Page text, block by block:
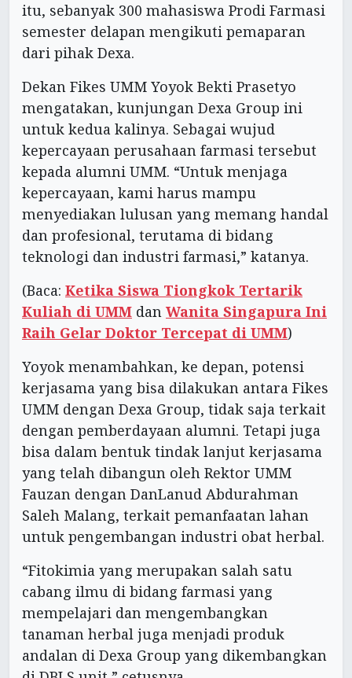
itu, sebanyak 300 mahasiswa Prodi Farmasi
semester delapan mengikuti pemaparan
dari pihak Dexa.
Dekan Fikes UMM Yoyok Bekti Prasetyo
mengatakan, kunjungan Dexa Group ini
untuk kedua kalinya. Sebagai wujud
kepercayaan perusahaan farmasi tersebut
kepada alumni UMM. “Untuk menjaga
kepercayaan, kami harus mampu
menyediakan lulusan yang memang handal
dan profesional, terutama di bidang
teknologi dan industri farmasi,” katanya.
(Baca: Ketika Siswa Tiongkok Tertarik
Kuliah di UMM dan Wanita Singapura Ini
Raih Gelar Doktor Tercepat di UMM)
Yoyok menambahkan, ke depan, potensi
kerjasama yang bisa dilakukan antara Fikes
UMM dengan Dexa Group, tidak saja terkait
dengan pemberdayaan alumni. Tetapi juga
bisa dalam bentuk tindak lanjut kerjasama
yang telah dibangun oleh Rektor UMM
Fauzan dengan DanLanud Abdurahman
Saleh Malang, terkait pemanfaatan lahan
untuk pengembangan industri obat herbal.
“Fitokimia yang merupakan salah satu
cabang ilmu di bidang farmasi yang
mempelajari dan mengembangkan
tanaman herbal juga menjadi produk
andalan di Dexa Group yang dikembangkan